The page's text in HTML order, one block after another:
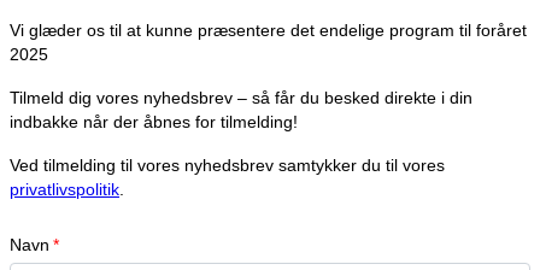
Vi glæder os til at kunne præsentere det endelige program til foråret
2025
Tilmeld dig vores nyhedsbrev – så får du besked direkte i din
indbakke når der åbnes for tilmelding!
Ved tilmelding til vores nyhedsbrev samtykker du til vores
privatlivspolitik
Navn *